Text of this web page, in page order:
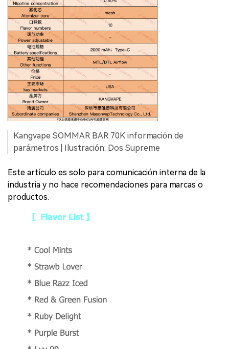
Kangvape SOMMAR BAR 70K información de
parámetros | Ilustración: Dos Supreme
Este artículo es solo para comunicación interna de la
industria y no hace recomendaciones para marcas o
productos.